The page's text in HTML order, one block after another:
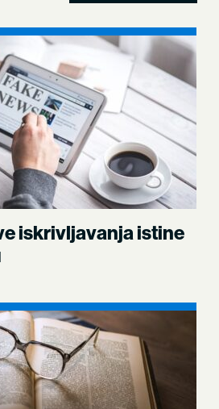
iskrivljavanja istine